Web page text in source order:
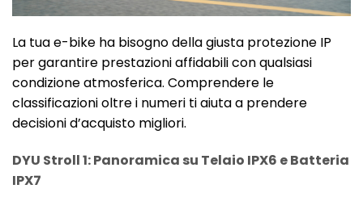
La tua e-bike ha bisogno della giusta protezione IP
per garantire prestazioni affidabili con qualsiasi
condizione atmosferica. Comprendere le
classificazioni oltre i numeri ti aiuta a prendere
decisioni d’acquisto migliori.
DYU Stroll 1: Panoramica su Telaio IPX6 e Batteria
IPX7